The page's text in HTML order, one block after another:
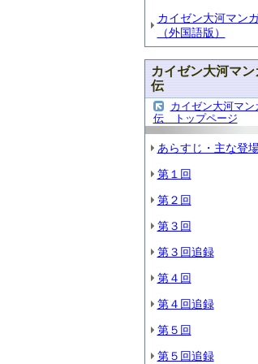
カイゼン大河マン
（外国語版）
カイゼン大河マ
伝
カイゼン大河マ
伝 トップページ
あらすじ・主な登
第１回
第２回
第３回
第３回追録
第４回
第４回追録
第５回
第５回追録